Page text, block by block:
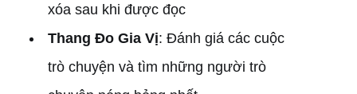
xóa sau khi được đọc
Thang Đo Gia Vị: Đánh giá các cuộc
trò chuyện và tìm những người trò